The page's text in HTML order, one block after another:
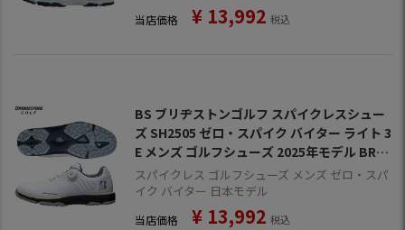
当店価格 ¥ 13,992 税込
BS ブリヂストンゴルフ スパイクレスシュー
ズ SH2505 ゼロ・スパイク バイター ライト 3
E メンズ ゴルフシューズ 2025年モデル BRID
GESTONE GOLF 日本正規品
スパイクレス ゴルフシューズ メンズ ゼロ・スパ
イク バイター 日本モデル
当店価格 ¥ 13,992 税込